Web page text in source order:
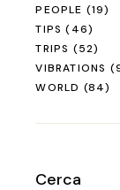
PEOPLE (19)
TIPS (46)
TRIPS (52)
VIBRATIONS
WORLD (84)
Cerca